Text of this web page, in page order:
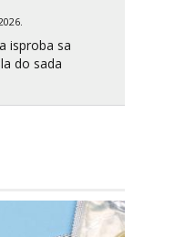
isproba sa
do sada